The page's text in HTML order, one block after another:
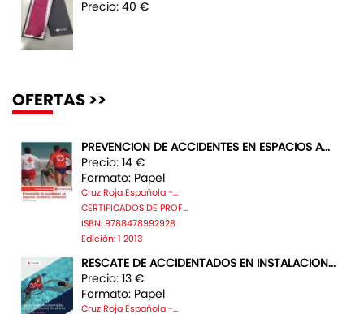
Precio: 40 €
OFERTAS >>
PREVENCION DE ACCIDENTES EN ESPACIOS A...
Precio: 14 €
Formato: Papel
Cruz Roja Española -...
CERTIFICADOS DE PROF...
ISBN: 9788478992928
Edición: 1 2013
RESCATE DE ACCIDENTADOS EN INSTALACION...
Precio: 13 €
Formato: Papel
Cruz Roja Española -...